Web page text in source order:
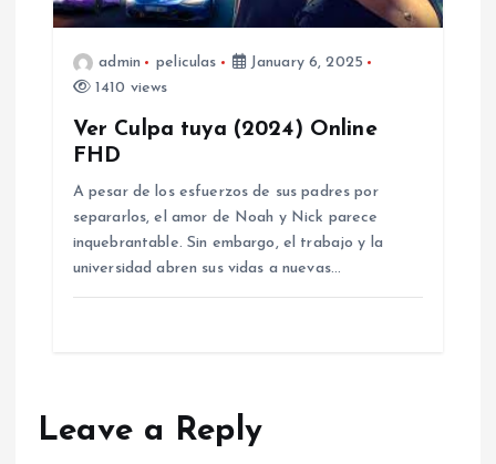
admin peliculas
January 6, 2025
1410 views
Ver Culpa tuya (2024) Online
FHD
A pesar de los esfuerzos de sus padres por
separarlos, el amor de Noah y Nick parece
inquebrantable. Sin embargo, el trabajo y la
universidad abren sus vidas a nuevas…
Leave a Reply